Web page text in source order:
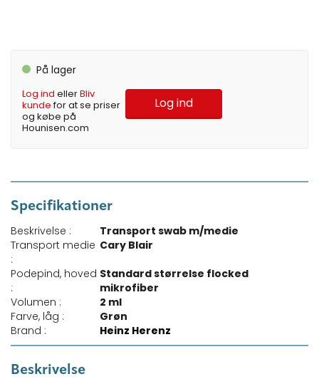
På lager
Log ind ellerBliv
kundefor at se priser
og købe på
Hounisen.com
Log ind
Specifikationer
Beskrivelse :
Transport swab m/medie
Transport medie
:
Cary Blair
Podepind, hoved
:
Standard størrelse flocked
mikrofiber
Volumen :
2 ml
Farve, låg :
Grøn
Brand :
Heinz Herenz
Beskrivelse